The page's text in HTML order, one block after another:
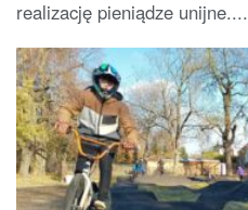
realizację pieniądze unijne....